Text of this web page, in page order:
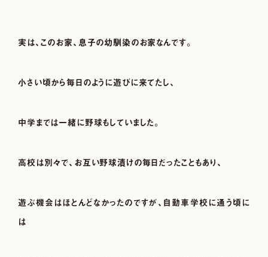
実は、このお家、息子の幼馴染のお家なんです。
小さい頃から毎日のように遊びに来てたし、
中学までは一緒に野球もしていました。
高校は別々で、お互い野球漬けの毎日だったこともあり、
遊ぶ機会はほとんどなかったのですが、自動車学校に通う頃に
は